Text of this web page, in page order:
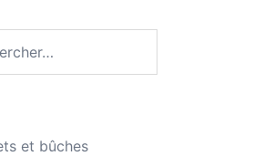
et bûches